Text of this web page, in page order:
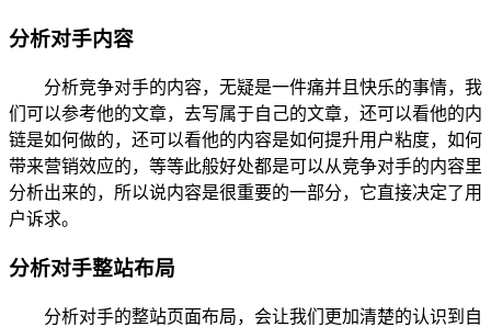
分析对手内容
分析竞争对手的内容，无疑是一件痛并且快乐的事情，我
们可以参考他的文章，去写属于自己的文章，还可以看他的内
链是如何做的，还可以看他的内容是如何提升用户粘度，如何
带来营销效应的，等等此般好处都是可以从竞争对手的内容里
分析出来的，所以说内容是很重要的一部分，它直接决定了用
户诉求。
分析对手整站布局
分析对手的整站页面布局，会让我们更加清楚的认识到自